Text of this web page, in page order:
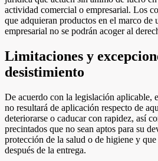
actividad comercial o empresarial. Los
que adquieran productos en el marco de
empresarial no se podrán acoger al
Limitaciones y
desistimiento
De acuerdo con la legislación aplicable,
no resultará de aplicación respecto de
deteriorarse o caducar con rapidez, así
precintados que no sean aptos para su
protección de la salud o de higiene y
después de la entrega.